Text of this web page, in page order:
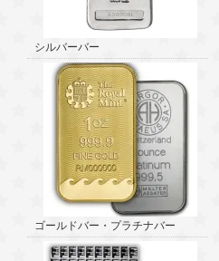
シルバーバー
ゴールドバー・プラチナバー